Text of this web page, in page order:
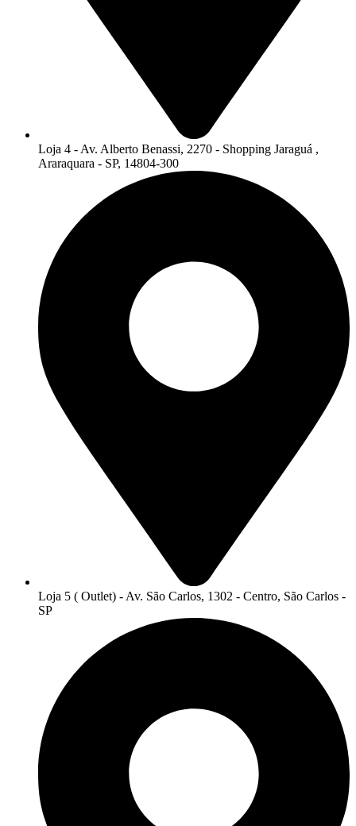
Loja 4 - Av. Alberto Benassi, 2270 - Shopping Jaraguá ,
Araraquara - SP, 14804-300
Loja 5 ( Outlet) - Av. São Carlos, 1302 - Centro, São Carlos -
SP